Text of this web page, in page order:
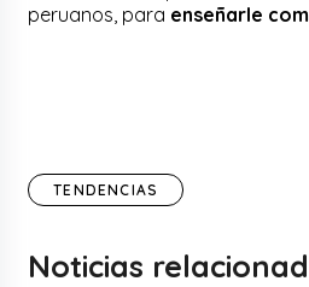
peruanos, para enseñarle
TENDENCIAS
Noticias